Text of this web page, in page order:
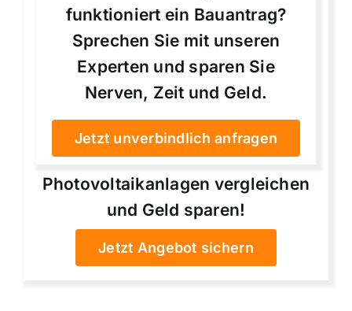
funktioniert ein Bauantrag?
Sprechen Sie mit unseren
Experten und sparen Sie
Nerven, Zeit und Geld.
Jetzt unverbindlich anfragen
Photovoltaikanlagen vergleichen
und Geld sparen!
Jetzt Angebot sichern